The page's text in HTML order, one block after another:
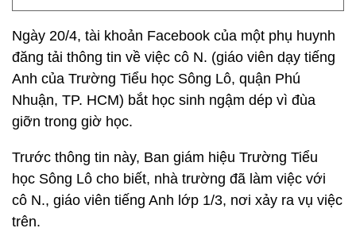
Ngày 20/4, tài khoản Facebook của một phụ huynh
đăng tải thông tin về việc cô N. (giáo viên dạy tiếng
Anh của Trường Tiểu học Sông Lô, quận Phú
Nhuận, TP. HCM) bắt học sinh ngậm dép vì đùa
giỡn trong giờ học.
Trước thông tin này, Ban giám hiệu Trường Tiểu
học Sông Lô cho biết, nhà trường đã làm việc với
cô N., giáo viên tiếng Anh lớp 1/3, nơi xảy ra vụ việc
trên.